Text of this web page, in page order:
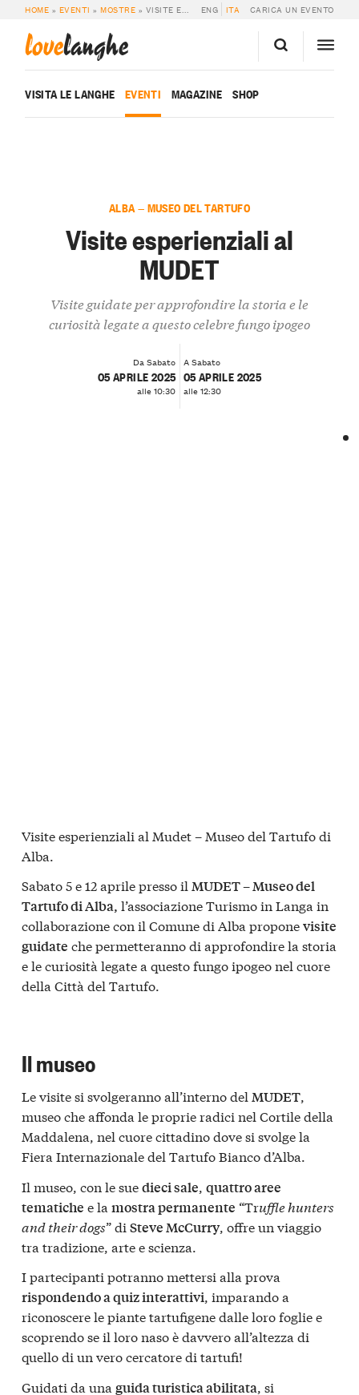
HOME » EVENTI »MOSTRE » VISITE ESPERIENZIALI AL MUDET ENG ITA CARICA UN EVENTO
lovelanghe
VISITA LE LANGHE EVENTI MAGAZINE SHOP
ALBA — MUSEO DEL TARTUFO
Visite esperienziali al
MUDET
Visite guidate per approfondire la storia e le
curiosità legate a questo celebre fungo ipogeo
Da Sabato
05 APRILE 2025
alle 10:30
A Sabato
05 APRILE 2025
alle 12:30
Visite esperienziali al Mudet – Museo del Tartufo di
Alba.
Sabato 5 e 12 aprile presso il MUDET – Museo del
Tartufo di Alba, l’associazione Turismo in Langa in
collaborazione con il Comune di Alba proponevisite
guidate che permetteranno di approfondire la storia
e le curiosità legate a questo fungo ipogeo nel cuore
della Città del Tartufo.
Il museo
Le visite si svolgeranno all’interno del MUDET,
museo che affonda le proprie radici nel Cortile della
Maddalena, nel cuore cittadino dove si svolge la
Fiera Internazionale del Tartufo Bianco d’Alba.
Il museo, con le suedieci sale, quattro aree
tematiche e la mostra permanente “Truffle hunters
and their dogs” di Steve McCurry, offre un viaggio
tra tradizione, arte e scienza.
I partecipanti potranno mettersi alla prova
rispondendo a quiz interattivi, imparando a
riconoscere le piante tartufigene dalle loro foglie e
scoprendo se il loro naso è davvero all’altezza di
quello di un vero cercatore di tartufi!
Guidati da una guida turistica abilitata, si